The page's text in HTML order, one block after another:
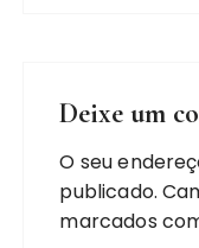
Deixe um
O seu
publicado.
marcados